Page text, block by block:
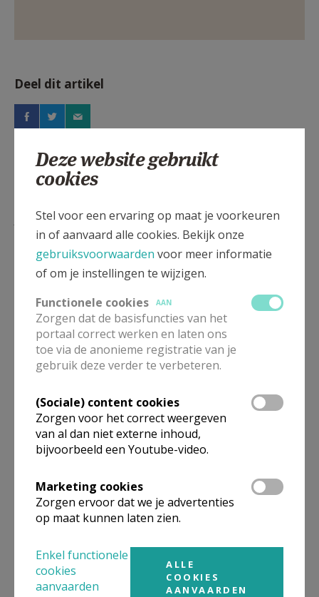
Deel dit artikel
Lees meer
Beroepsvereniging Zorgpastores
Deze website gebruikt
cookies
Stel voor een ervaring op maat je voorkeuren
in of aanvaard alle cookies. Bekijk onze
gebruiksvoorwaarden voor meer informatie
of om je instellingen te wijzigen.
Functionele cookies
AAN
Zorgen dat de basisfuncties van het
portaal correct werken en laten ons
toe via de anonieme registratie van je
gebruik deze verder te verbeteren.
(Sociale) content cookies
Zorgen voor het correct weergeven
van al dan niet externe inhoud,
bijvoorbeeld een Youtube-video.
Marketing cookies
Zorgen ervoor dat we je advertenties
op maat kunnen laten zien.
Enkel functionele
cookies
aanvaarden
ALLE
COOKIES
AANVAARDEN